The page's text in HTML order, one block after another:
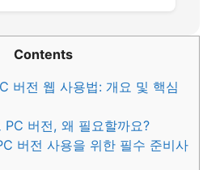
Contents
버전 웹 사용법: 개요 및 핵심
PC 버전, 왜 필요할까요?
버전 사용을 위한 필수 준비사